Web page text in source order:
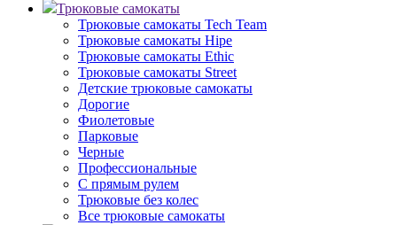
Трюковые самокаты
Трюковые самокаты Tech Team
Трюковые самокаты Hipe
Трюковые самокаты Ethic
Трюковые самокаты Street
Детские трюковые самокаты
Дорогие
Фиолетовые
Парковые
Черные
Профессиональные
С прямым рулем
Трюковые без колес
Все трюковые самокаты